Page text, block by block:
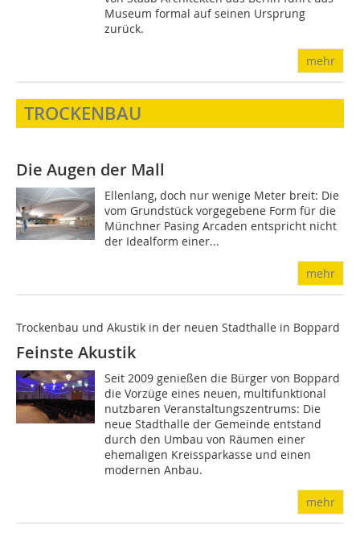
Museum formal auf seinen Ursprung
zurück.
mehr
TROCKENBAU
Die Augen der Mall
Ellenlang, doch nur wenige Meter breit: Die
vom Grundstück vorgegebene Form für die
Münchner Pasing Arcaden entspricht nicht
der Idealform einer...
mehr
Trockenbau und Akustik in der neuen Stadthalle in Boppard
Feinste Akustik
Seit 2009 genießen die Bürger von Boppard
die Vorzüge eines neuen, multifunktional
nutzbaren Veranstaltungszentrums: Die
neue Stadthalle der Gemeinde entstand
durch den Umbau von Räumen einer
ehemaligen Kreissparkasse und einen
modernen Anbau.
mehr